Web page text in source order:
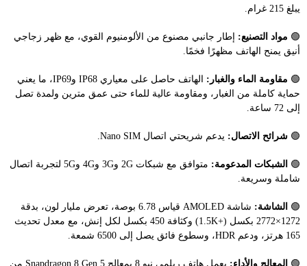
يبلغ 215 غرام.
🟢 مواد التصنيع: إطار جانبي مصنوع من الألومنيوم القوي، مع ظهر زجاجي
أنيق يمنح الهاتف مظهرًا فخمًا.
🟢 مقاومة الماء والغبار:
الهاتف حاصل على معياري IP68 وIP69، ما يعني
حماية كاملة من الغبار، ومقاومة عالية للماء حتى عمق مترين ولمدة تصل
إلى 72 ساعة.
🟢 شرائح الاتصال: يدعم شريحتي اتصال Nano SIM.
🟢 الشبكات المدعومة:
متوافق مع شبكات 2G و3G و4G و5G لتجربة اتصال
شاملة وسريعة.
🟢 الشاشة:
شاشة AMOLED قياس 6.78 بوصة، تعرض مليار لون، بدقة
1272×2772 بكسل (+1.5K) وكثافة 450 بكسل لكل إنش، مع معدل تحديث
165 هرتز، ودعم HDR، وسطوع فائق يصل إلى 6500 شمعة.
🟢 المعالج والأداء:
يعمل هاتف ريلمي نيو 8 بمعالج Snapdragon 8 Gen 5 من